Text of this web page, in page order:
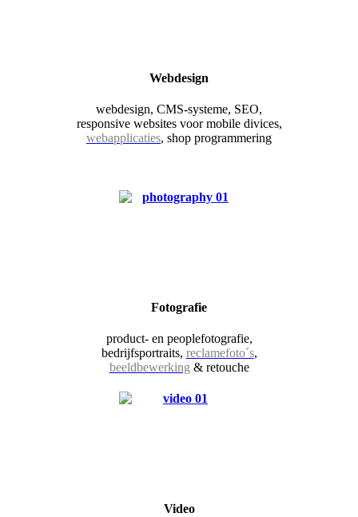
Webdesign
webdesign, CMS-systeme, SEO,
responsive websites voor mobile divices,
webapplicaties, shop programmering
Fotografie
product- en peoplefotografie,
bedrijfsportraits, reclamefoto´s,
beeldbewerking & retouche
Video